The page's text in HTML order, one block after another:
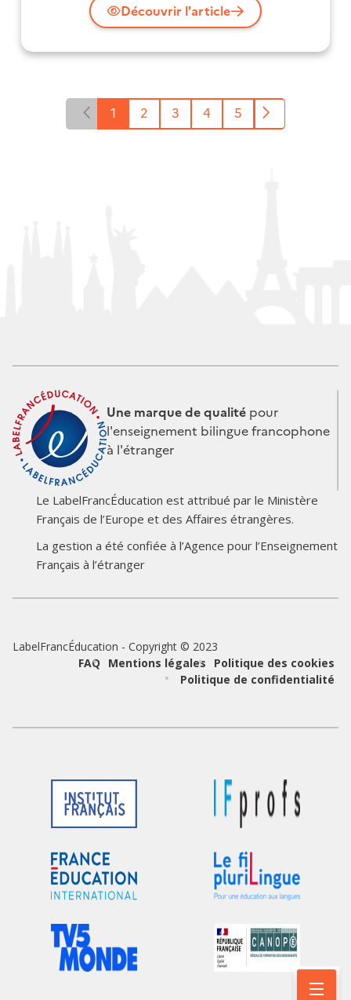
Découvrir l'article
Page
précédente
Page
courante
1 Page
2 Page
3 Page
4 Page
5
Page
suivante
Une marque de qualité pour
l'enseignement bilingue francophone
à l'étranger
Logo
du
partenaire
Logo
du
partenaire
Le LabelFrancÉducation est attribué par le Ministère
Français de l’Europe et des Affaires étrangères.
La gestion a été confiée à l’Agence pour l’Enseignement
Français à l’étranger
LabelFrancÉducation - Copyright © 2023
page
FAQ Mentions légales
Politique des cookies
Politique de confidentialité
Logo
du
partenaire
Logo
Logo
du
Logo
du
Logo
du
Logo
partenaire